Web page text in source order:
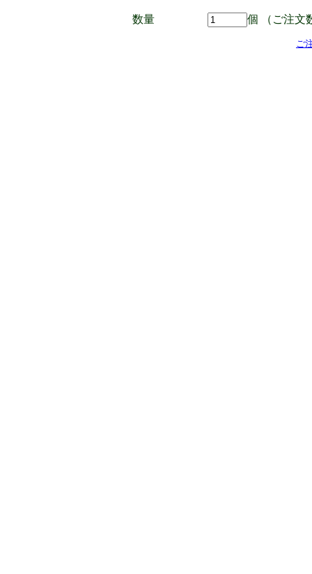
数量 個 （ご注文
ご